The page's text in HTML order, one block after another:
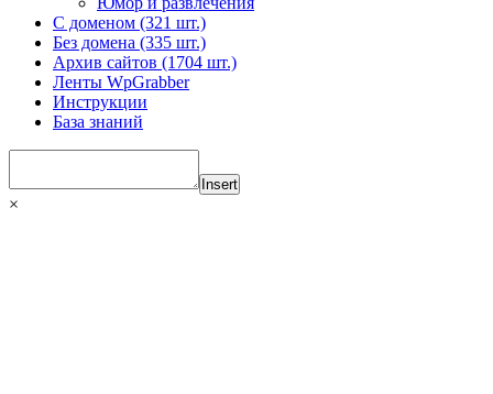
С доменом (321 шт.)
Без домена (335 шт.)
Архив сайтов (1704 шт.)
Ленты WpGrabber
Инструкции
База знаний
Insert
×